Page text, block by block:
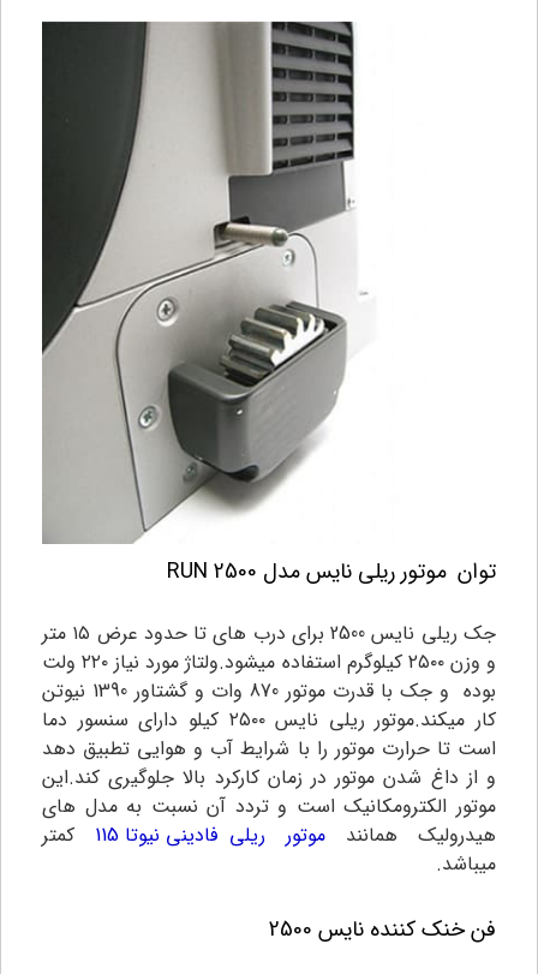
توان موتور ریلی نایس مدل RUN 2500
جک ریلی نایس 2500 برای درب های تا حدود عرض ۱۵ متر
و وزن ۲۵۰۰ کیلوگرم استفاده میشود.ولتاژ مورد نیاز ۲۲۰ ولت
بوده و جک با قدرت موتور 870 وات و گشتاور 1390 نیوتن
کار میکند.موتور ریلی نایس ۲۵۰۰ کیلو دارای سنسور دما
است تا حرارت موتور را با شرایط آب و هوایی تطبیق دهد
و از داغ شدن موتور در زمان کارکرد بالا جلوگیری کند.این
موتور الکترومکانیک است و تردد آن نسبت به مدل های
هیدرولیک همانند موتور ریلی فادینی نیوتا 115
کمتر
میباشد.
فن خنک کننده نایس 2500